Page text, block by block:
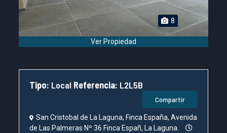
8
Ver Propiedad
Tipo: Local Referencia: L2L5B
Compartir
San Cristobal de La Laguna, Finca España, Avenida
de Las Palmeras Nº 36 Finca Españ, La Laguna.